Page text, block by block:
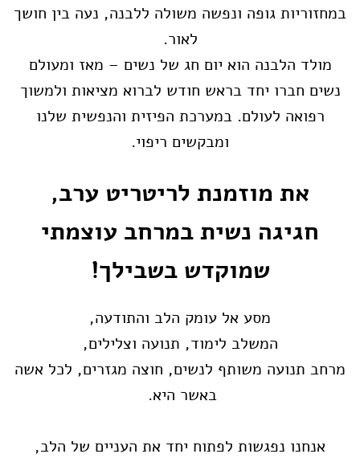
במחזוריות גופה ונפשה משולה ללבנה, נעה בין חושך
לאור.
מולד הלבנה הוא יום חג של נשים – מאז ומעולם
נשים חברו יחד בראש חודש לברוא מציאות ולמשוך
רפואה לעולם. במערכת הפיזית והנפשית שלנו
ומבקשים ריפוי.
את מוזמנת לריטריט ערב,
חגיגה נשית במרחב עוצמתי
שמוקדש בשבילך!
מסע אל עומק הלב והתודעה,
המשלב לימוד, תנועה וצלילים,
מרחב תנועה משותף לנשים, חוצה מגזרים, לכל אשה
באשר היא.
אנחנו נפגשות לפתוח יחד את העניים של הלב,